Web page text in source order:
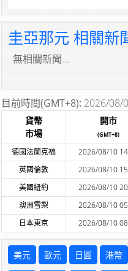
圭亞那元 相關新
無相關新聞...
目前時間(GMT+8): 2026/08/
貨幣
市場
開市
(GMT+8)
德國法蘭克福 2026/08/10
英國倫敦
2026/08/10
美國紐約
2026/08/10
澳洲雪梨
2026/08/10
日本東京
2026/08/10
美元 歐元 日圓 港幣